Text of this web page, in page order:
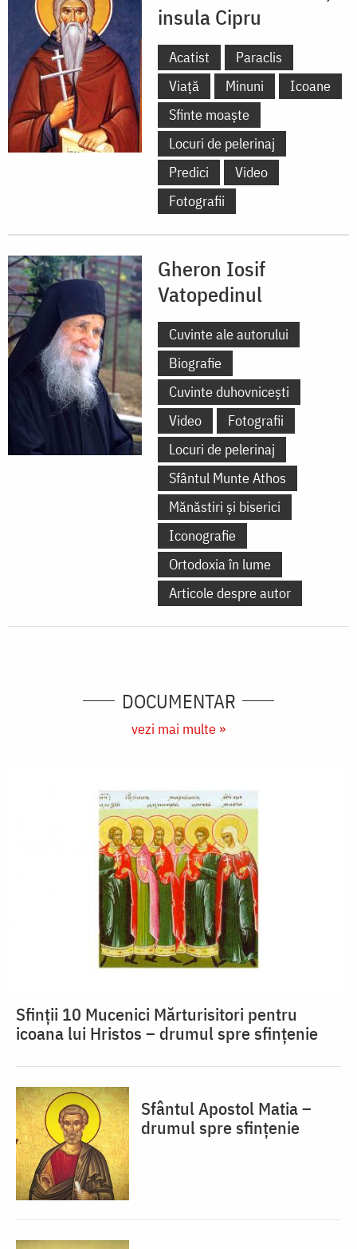
insula Cipru
Acatist
Paraclis
Viață
Minuni
Icoane
Sfinte moaște
Locuri de pelerinaj
Predici
Video
Fotografii
Gheron Iosif
Vatopedinul
Cuvinte ale autorului
Biografie
Cuvinte duhovnicești
Video
Fotografii
Locuri de pelerinaj
Sfântul Munte Athos
Mănăstiri și biserici
Iconografie
Ortodoxia în lume
Articole despre autor
DOCUMENTAR
vezi mai multe »
Sfinții 10 Mucenici Mărturisitori pentru
icoana lui Hristos – drumul spre sfințenie
Sfântul Apostol Matia –
drumul spre sfințenie